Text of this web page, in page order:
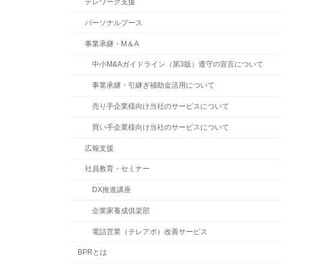
テレワーク支援
パーソナルブース
事業承継・M＆A
中小M&Aガイドライン（第3版）遵守の宣言について
事業承継・引継ぎ補助金活用について
売り手企業様向け当社のサービスについて
買い手企業様向け当社のサービスについて
広報支援
社員教育・セミナー
DX推進講座
企業家養成俱楽部
電話営業（テレアポ）改善サービス
BPRとは